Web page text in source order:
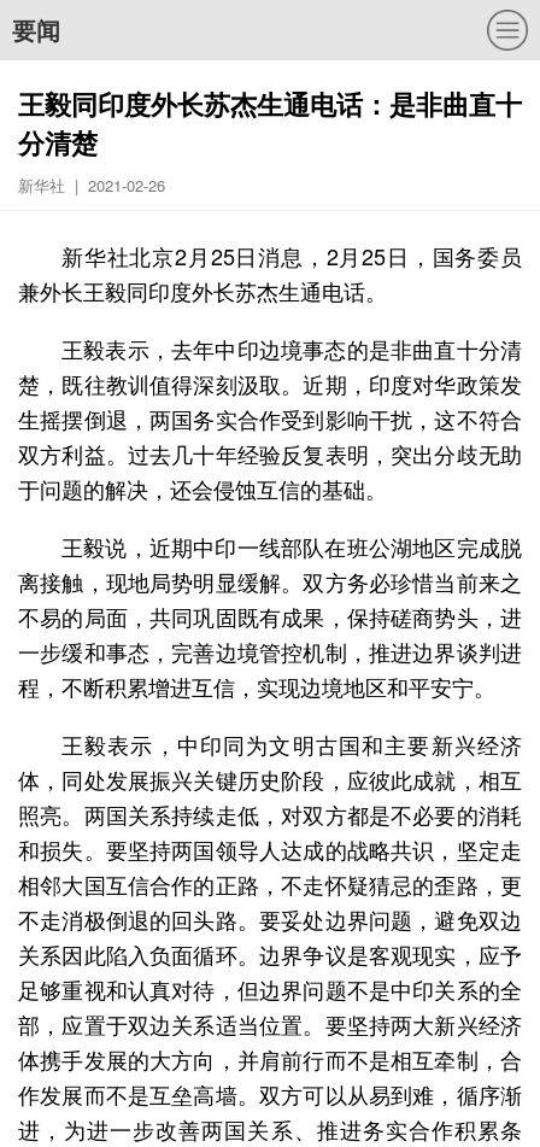
要闻
王毅同印度外长苏杰生通电话：是非曲直十
分清楚
新华社 | 2021-02-26
新华社北京2月25日消息，2月25日，国务委员
兼外长王毅同印度外长苏杰生通电话。
王毅表示，去年中印边境事态的是非曲直十分清
楚，既往教训值得深刻汲取。近期，印度对华政策发
生摇摆倒退，两国务实合作受到影响干扰，这不符合
双方利益。过去几十年经验反复表明，突出分歧无助
于问题的解决，还会侵蚀互信的基础。
王毅说，近期中印一线部队在班公湖地区完成脱
离接触，现地局势明显缓解。双方务必珍惜当前来之
不易的局面，共同巩固既有成果，保持磋商势头，进
一步缓和事态，完善边境管控机制，推进边界谈判进
程，不断积累增进互信，实现边境地区和平安宁。
王毅表示，中印同为文明古国和主要新兴经济
体，同处发展振兴关键历史阶段，应彼此成就，相互
照亮。两国关系持续走低，对双方都是不必要的消耗
和损失。要坚持两国领导人达成的战略共识，坚定走
相邻大国互信合作的正路，不走怀疑猜忌的歪路，更
不走消极倒退的回头路。要妥处边界问题，避免双边
关系因此陷入负面循环。边界争议是客观现实，应予
足够重视和认真对待，但边界问题不是中印关系的全
部，应置于双边关系适当位置。要坚持两大新兴经济
体携手发展的大方向，并肩前行而不是相互牵制，合
作发展而不是互垒高墙。双方可以从易到难，循序渐
进，为进一步改善两国关系、推进务实合作积累条